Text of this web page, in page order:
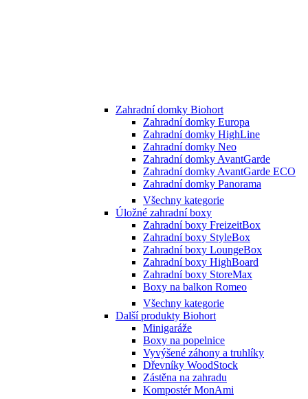
Zahradní domky Biohort
Zahradní domky Europa
Zahradní domky HighLine
Zahradní domky Neo
Zahradní domky AvantGarde
Zahradní domky AvantGarde ECO
Zahradní domky Panorama
Všechny kategorie
Úložné zahradní boxy
Zahradní boxy FreizeitBox
Zahradní boxy StyleBox
Zahradní boxy LoungeBox
Zahradní boxy HighBoard
Zahradní boxy StoreMax
Boxy na balkon Romeo
Všechny kategorie
Další produkty Biohort
Minigaráže
Boxy na popelnice
Vyvýšené záhony a truhlíky
Dřevníky WoodStock
Zástěna na zahradu
Kompostér MonAmi